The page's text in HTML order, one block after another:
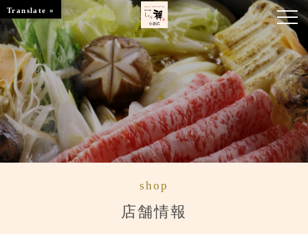
お知らせ
お品書き
くつろぎのお部屋
店舗情報
shop
店舗情報
Translate »